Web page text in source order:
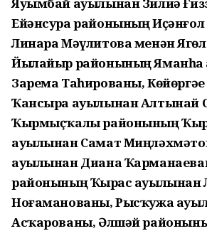
Ейәнсура районының
Линара Мәүлитова менән
Йылайыр районының
Зарема Таһированы,
Ҡансыра ауылынан Алтынай
Ҡырмыҫҡалы районының
ауылынан Самат
ауылынан Диана
районының Ҡырҙас ауылынан
Ноғаманованы, Рысҡужа
Асҡарованы, Әлшәй